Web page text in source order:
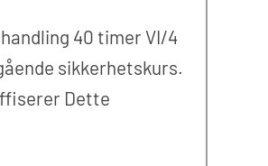
40 timer VI/4
sikkerhetskurs.
Dette